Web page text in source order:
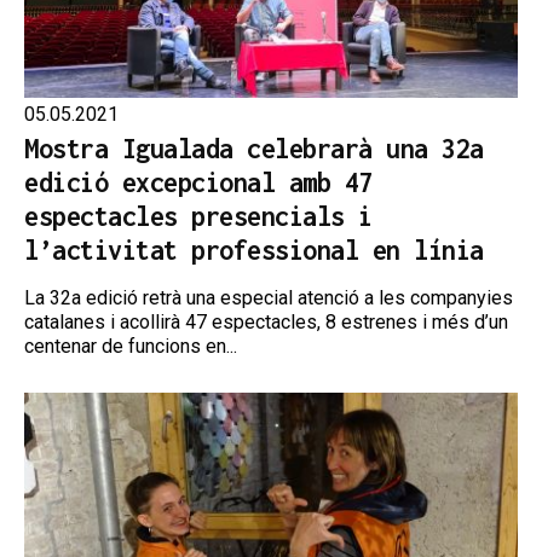
05.05.2021
Mostra Igualada celebrarà una 32a
edició excepcional amb 47
espectacles presencials i
l’activitat professional en línia
La 32a edició retrà una especial atenció a les companyies
catalanes i acollirà 47 espectacles, 8 estrenes i més d’un
centenar de funcions en...